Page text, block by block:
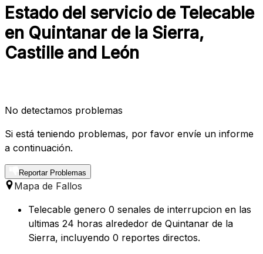
Estado del servicio de Telecable
en Quintanar de la Sierra,
Castille and León
No detectamos problemas
Si está teniendo problemas, por favor envíe un informe
a continuación.
Reportar Problemas
Mapa de Fallos
Telecable genero 0 senales de interrupcion en las
ultimas 24 horas alrededor de Quintanar de la
Sierra, incluyendo 0 reportes directos.